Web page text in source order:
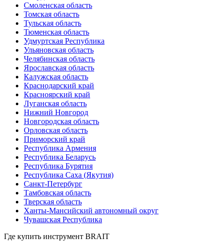
Смоленская область
Томская область
Тульская область
Тюменская область
Удмуртская Республика
Ульяновская область
Челябинская область
Ярославская область
Калужская область
Краснодарский край
Красноярский край
Луганская область
Нижний Новгород
Новгородская область
Орловская область
Приморский край
Республика Армения
Республика Беларусь
Республика Бурятия
Республика Саха (Якутия)
Санкт-Петербург
Тамбовская область
Тверская область
Ханты-Мансийский автономный округ
Чувашская Республика
Где купить инструмент BRAIT